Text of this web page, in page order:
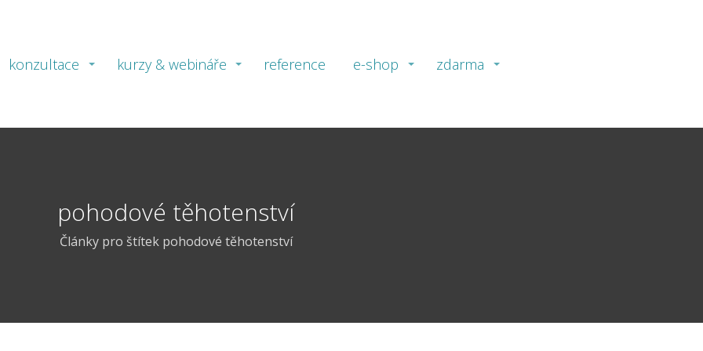
konzultace kurzy & webináře reference e-shop zdarma
pohodové těhotenství
Články pro štítek pohodové těhotenství